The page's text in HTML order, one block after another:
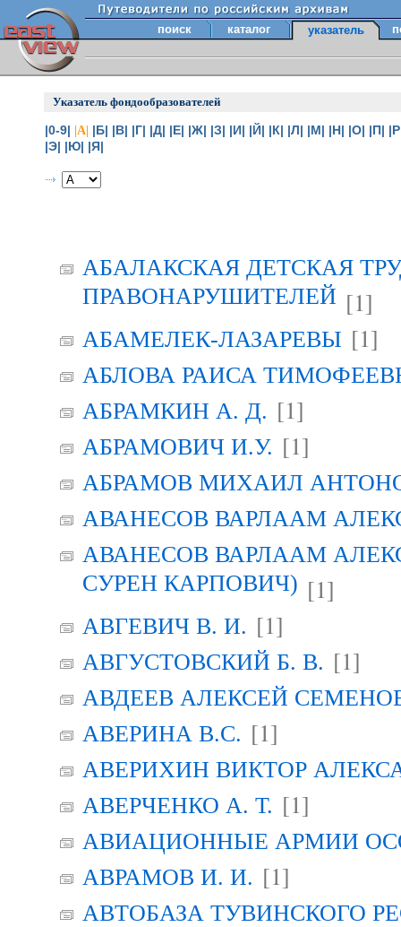
поиск каталог указатель
Указатель фондообразователей
|0-9| |А| |Б| |В| |Г| |Д| |Е| |Ж| |З| |И| |Й| |К| |Л| |М| |Н| |О| |П|
|Э| |Ю| |Я|
АБАЛАКСКАЯ ДЕТСКАЯ
ПРАВОНАРУШИТЕЛЕЙ [1]
АБАМЕЛЕК-ЛАЗАРЕВЫ [1]
АБЛОВА РАИСА
АБРАМКИН А. Д. [1]
АБРАМОВИЧ И.У. [1]
АБРАМОВ МИХАИЛ
АВАНЕСОВ ВАРЛААМ
АВАНЕСОВ ВАРЛААМ
СУРЕН КАРПОВИЧ) [1]
АВГЕВИЧ В. И. [1]
АВГУСТОВСКИЙ Б. В. [1]
АВДЕЕВ АЛЕКСЕЙ
АВЕРИНА B.C. [1]
АВЕРИХИН ВИКТОР
АВЕРЧЕНКО А. Т. [1]
АВИАЦИОННЫЕ АРМИИ
АВРАМОВ И. И. [1]
АВТОБАЗА ТУВИНСКОГО